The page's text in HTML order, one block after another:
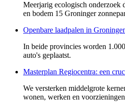
Meerjarig ecologisch onderzoek
en bodem 15 Groninger
Openbare laadpalen in
In beide provincies worden
auto's geplaatst.
Masterplan Regiocentra: een
We versterken middelgrote
wonen, werken en